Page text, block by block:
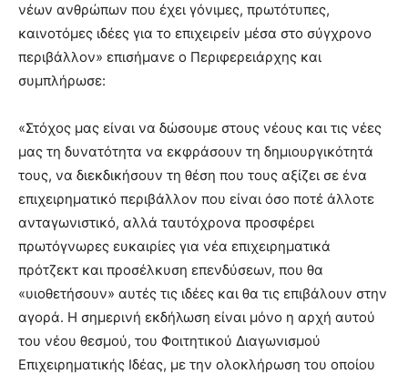
νέων ανθρώπων που έχει γόνιμες, πρωτότυπες,
καινοτόμες ιδέες για το επιχειρείν μέσα στο σύγχρονο
περιβάλλον» επισήμανε ο Περιφερειάρχης και
συμπλήρωσε:
«Στόχος μας είναι να δώσουμε στους νέους και τις νέες
μας τη δυνατότητα να εκφράσουν τη δημιουργικότητά
τους, να διεκδικήσουν τη θέση που τους αξίζει σε ένα
επιχειρηματικό περιβάλλον που είναι όσο ποτέ άλλοτε
ανταγωνιστικό, αλλά ταυτόχρονα προσφέρει
πρωτόγνωρες ευκαιρίες για νέα επιχειρηματικά
πρότζεκτ και προσέλκυση επενδύσεων, που θα
«υιοθετήσουν» αυτές τις ιδέες και θα τις επιβάλουν στην
αγορά. Η σημερινή εκδήλωση είναι μόνο η αρχή αυτού
του νέου θεσμού, του Φοιτητικού Διαγωνισμού
Επιχειρηματικής Ιδέας, με την ολοκλήρωση του οποίου